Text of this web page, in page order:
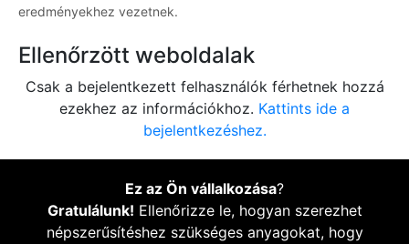
eredményekhez vezetnek.
Ellenőrzött weboldalak
Csak a bejelentkezett felhasználók férhetnek hozzá
ezekhez az információkhoz. Kattints ide a
bejelentkezéshez.
Ez az Ön vállalkozása?
Gratulálunk! Ellenőrizze le, hogyan szerezhet
népszerűsítéshez szükséges anyagokat, hogy